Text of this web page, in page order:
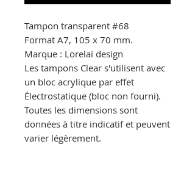
Tampon transparent #68
Format A7, 105 x 70 mm.
Marque : Lorelaï design
Les tampons Clear s'utilisent avec
un bloc acrylique par effet
Électrostatique (bloc non fourni).
Toutes les dimensions sont
données à titre indicatif et peuvent
varier légèrement.